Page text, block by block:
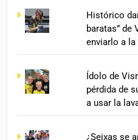
Histórico
baratas” de
enviarlo a la
Ídolo de
pérdida de
a usar la
¿Seixas se